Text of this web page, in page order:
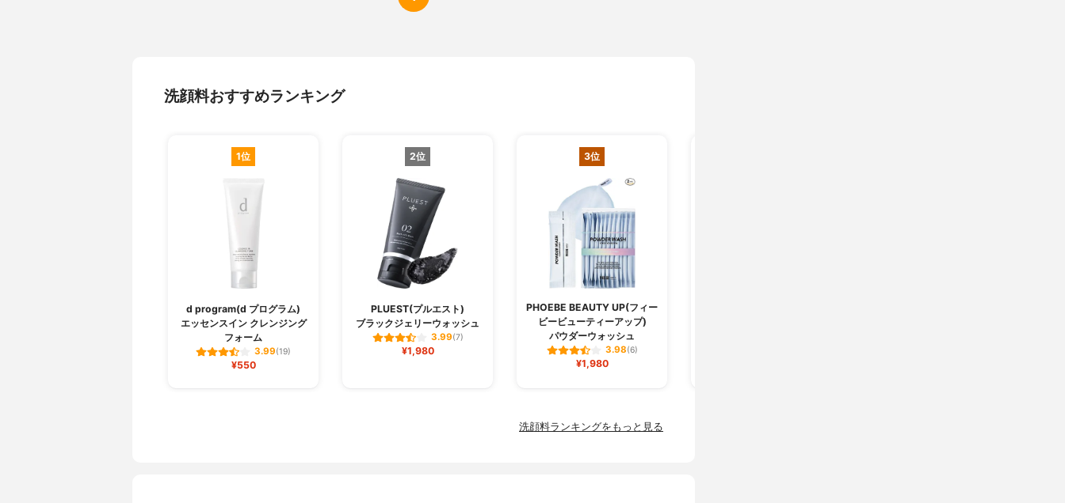
洗顔料おすすめランキング
1位
d program(d プログラム)
エッセンスイン クレンジング
フォーム
3.99(19)
¥550
2位
PLUEST(プルエスト)
ブラックジェリーウォッシュ
3.99(7)
¥1,980
3位
PHOEBE BEAUTY UP(フィー
ビービューティーアップ)
パウダーウォッシュ
3.98(6)
¥1,980
洗顔料ランキングをもっと見る